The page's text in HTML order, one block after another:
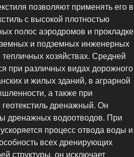
позволяют применять его в
с высокой плотностью
полос аэродромов и прокладке
и подземных инженерных
хозяйствах. Средней
при различных видах дорожного
и жилых зданий, в аграрной
а также при
дренажный. Он
дренажных водоотводов. При
процесс отвода воды и
всех дренирующих
структуры, он исключает